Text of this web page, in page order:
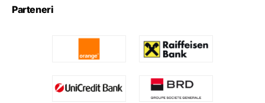
Parteneri